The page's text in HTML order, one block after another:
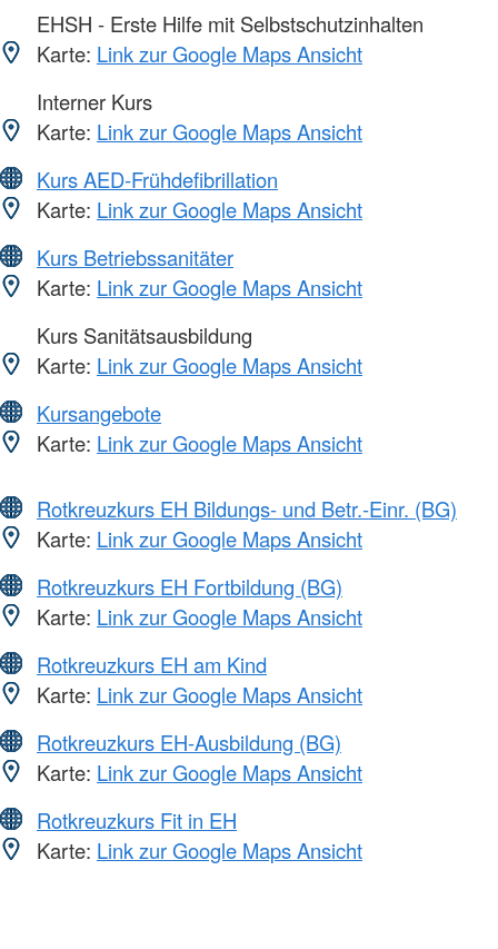
EHSH - Erste Hilfe mit Selbstschutzinhalten
Karte: Link zur Google Maps Ansicht
Interner Kurs
Karte: Link zur Google Maps Ansicht
Kurs AED-Frühdefibrillation
Karte: Link zur Google Maps Ansicht
Kurs Betriebssanitäter
Karte: Link zur Google Maps Ansicht
Kurs Sanitätsausbildung
Karte: Link zur Google Maps Ansicht
Kursangebote
Karte: Link zur Google Maps Ansicht
Rotkreuzkurs EH Bildungs- und Betr.-Einr. (BG)
Karte: Link zur Google Maps Ansicht
Rotkreuzkurs EH Fortbildung (BG)
Karte: Link zur Google Maps Ansicht
Rotkreuzkurs EH am Kind
Karte: Link zur Google Maps Ansicht
Rotkreuzkurs EH-Ausbildung (BG)
Karte: Link zur Google Maps Ansicht
Rotkreuzkurs Fit in EH
Karte: Link zur Google Maps Ansicht